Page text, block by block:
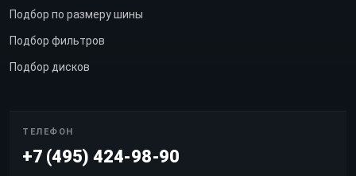
Подбор по размеру шины
Подбор фильтров
Подбор дисков
ТЕЛЕФОН
+7 (495) 424-98-90